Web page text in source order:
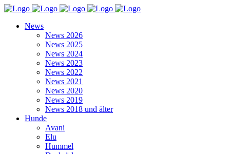
News
News 2026
News 2025
News 2024
News 2023
News 2022
News 2021
News 2020
News 2019
News 2018 und älter
Hunde
Avani
Elu
Hummel